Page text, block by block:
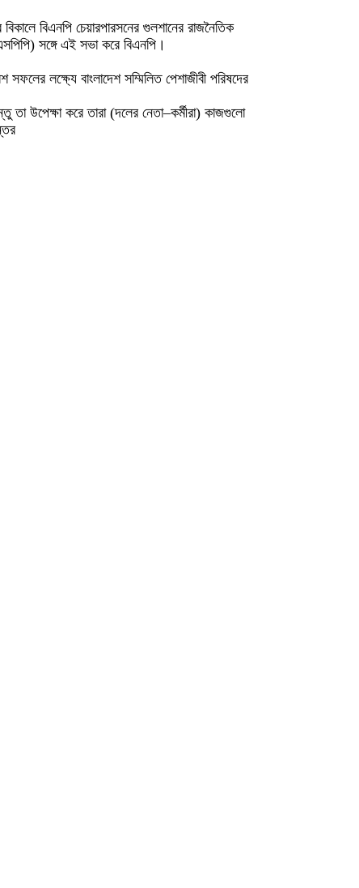
বিএনপি চেয়ারপারসনের গুলশানের রাজনৈতিক
সঙ্গে এই সভা করে বিএনপি।
লক্ষ্যে বাংলাদেশ সম্মিলিত পেশাজীবী পরিষদের
উপেক্ষা করে তারা (দলের নেতা–কর্মীরা) কাজগুলো